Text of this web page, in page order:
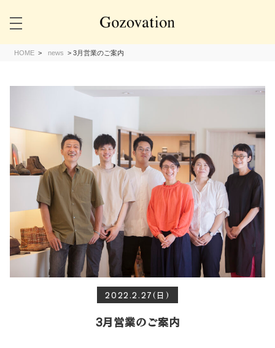
HOME > news > 3月営業のご案内
2022.2.27(日)
3月営業のご案内